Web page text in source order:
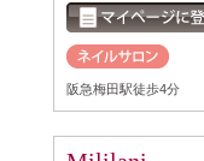
阪急梅田駅徒歩4分